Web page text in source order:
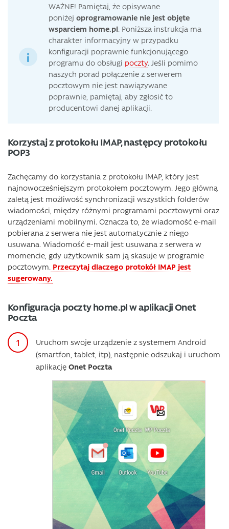
WAŻNE! Pamiętaj, że opisywane
poniżej oprogramowanie nie jest objęte
wsparciem home.pl. Poniższa instrukcja ma
charakter informacyjny w przypadku
konfiguracji poprawnie funkcjonującego
programu do obsługi poczty. Jeśli pomimo
naszych porad połączenie z serwerem
pocztowym nie jest nawiązywane
poprawnie, pamiętaj, aby zgłosić to
producentowi danej aplikacji.
Korzystaj z protokołu IMAP, następcy protokołu
POP3
Zachęcamy do korzystania z protokołu IMAP, który jest
najnowocześniejszym protokołem pocztowym. Jego główną
zaletą jest możliwość synchronizacji wszystkich folderów
wiadomości, między różnymi programami pocztowymi oraz
urządzeniami mobilnymi. Oznacza to, że wiadomość e-mail
pobierana z serwera nie jest automatycznie z niego
usuwana. Wiadomość e-mail jest usuwana z serwera w
momencie, gdy użytkownik sam ją skasuje w programie
pocztowym. Przeczytaj dlaczego protokół IMAP jest
sugerowany.
Konfiguracja poczty home.pl w aplikacji Onet
Poczta
Uruchom swoje urządzenie z systemem Android
(smartfon, tablet, itp), następnie odszukaj i uruchom
aplikację Onet Poczta